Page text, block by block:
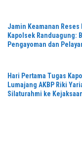
Jamin Keamanan Reses
Kapolsek Randuagung:
Pengayoman dan
Hari Pertama Tugas
Lumajang AKBP Riki
Silaturahmi ke